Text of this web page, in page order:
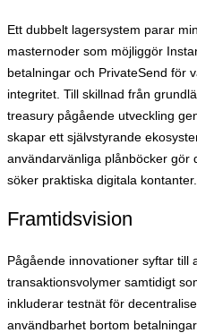
Ett dubbelt lagersystem parar
masternoder som möjliggör
betalningar och PrivateSend för
integritet. Till skillnad från
treasury pågående utveckling
skapar ett självstyrande
användarvänliga plånböcker gör
söker praktiska digitala kontanter.
Framtidsvision
Pågående innovationer syftar till
transaktionsvolymer samtidigt
inkluderar testnät för
användbarhet bortom